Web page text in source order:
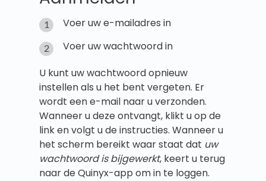
Voer uw e-mailadres in
Voer uw wachtwoord in
U kunt uw wachtwoord opnieuw
instellen als u het bent vergeten. Er
wordt een e-mail naar u verzonden.
Wanneer u deze ontvangt, klikt u op de
link en volgt u de instructies. Wanneer u
het scherm bereikt waar staat dat uw
wachtwoord is bijgewerkt, keert u terug
naar de Quinyx-app om in te loggen.